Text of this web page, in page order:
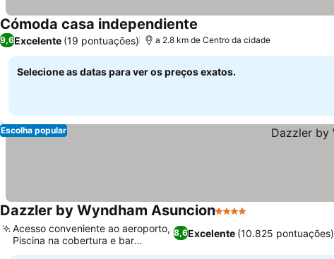
Cómoda casa independiente
9,6Excelente (19 pontuações) a 2.8 km de Centro da cidade
Selecione as datas para ver os preços exatos.
Escolha popular
Dazzler by Wyndham Asuncion4 Estrelas
8,6Excelente (10.825 pontuações)
Acesso conveniente ao aeroporto,
Piscina na cobertura e bar
vibrante